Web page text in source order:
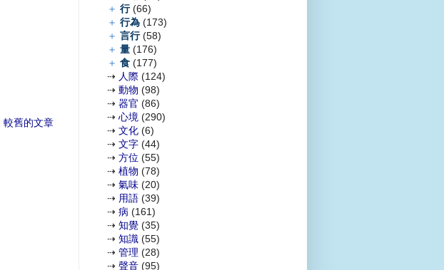
較舊的文章
＋ 行 (66)
＋ 行為 (173)
＋ 言行 (58)
＋ 量 (176)
＋ 食 (177)
⇢ 人際 (124)
⇢ 動物 (98)
⇢ 器官 (86)
⇢ 心境 (290)
⇢ 文化 (6)
⇢ 文字 (44)
⇢ 方位 (55)
⇢ 植物 (78)
⇢ 氣味 (20)
⇢ 用語 (39)
⇢ 病 (161)
⇢ 知覺 (35)
⇢ 知識 (55)
⇢ 管理 (28)
⇢ 聲音 (95)